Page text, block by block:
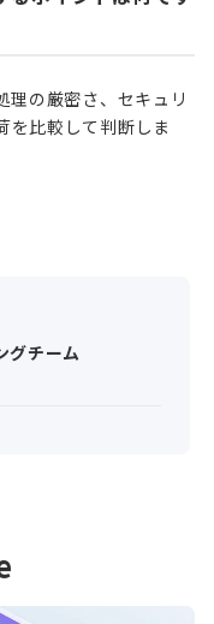
理の厳密さ、セキュリ
を比較して判断しま
グチーム